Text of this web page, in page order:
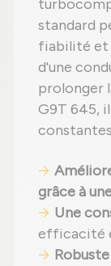
standard
fiabilité et
d'une
prolonger
G9T 645,
grâce à
Une
efficacité